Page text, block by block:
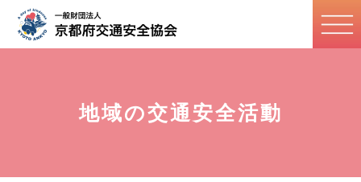
地域の交通安全活動